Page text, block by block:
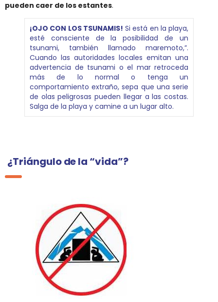
pueden caer de los estantes.
¡OJO CON LOS TSUNAMIS! Si está en la playa,
esté consciente de la posibilidad de un
tsunami, también llamado maremoto,”.
Cuando las autoridades locales emitan una
advertencia de tsunami o el mar retroceda
más de lo normal o tenga un
comportamiento extraño, sepa que una serie
de olas peligrosas pueden llegar a las costas.
Salga de la playa y camine a un lugar alto.
¿Triángulo de la “vida”?